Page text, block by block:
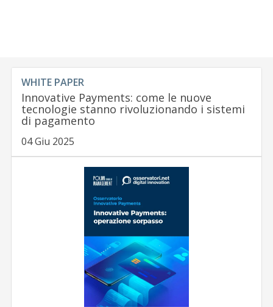
WHITE PAPER
Innovative Payments: come le nuove
tecnologie stanno rivoluzionando i sistemi
di pagamento
04 Giu 2025